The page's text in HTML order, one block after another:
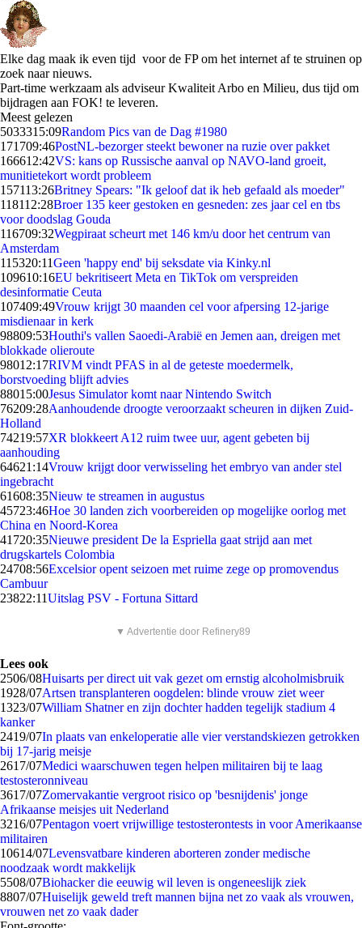
Elke dag maak ik even tijd voor de FP om het internet af te struinen op
zoek naar nieuws.
Part-time werkzaam als adviseur Kwaliteit Arbo en Milieu, dus tijd om
bijdragen aan FOK! te leveren.
Meest gelezen
5033315:09Random Pics van de Dag #1980
171709:46PostNL-bezorger steekt bewoner na ruzie over pakket
166612:42VS: kans op Russische aanval op NAVO-land groeit,
munitietekort wordt probleem
157113:26Britney Spears: "Ik geloof dat ik heb gefaald als moeder"
118112:28Broer 135 keer gestoken en gesneden: zes jaar cel en tbs
voor doodslag Gouda
116709:32Wegpiraat scheurt met 146 km/u door het centrum van
Amsterdam
115320:11Geen 'happy end' bij seksdate via Kinky.nl
109610:16EU bekritiseert Meta en TikTok om verspreiden
desinformatie Ceuta
107409:49Vrouw krijgt 30 maanden cel voor afpersing 12-jarige
misdienaar in kerk
98809:53Houthi's vallen Saoedi-Arabië en Jemen aan, dreigen met
blokkade olieroute
98012:17RIVM vindt PFAS in al de geteste moedermelk,
borstvoeding blijft advies
88015:00Jesus Simulator komt naar Nintendo Switch
76209:28Aanhoudende droogte veroorzaakt scheuren in dijken Zuid-
Holland
74219:57XR blokkeert A12 ruim twee uur, agent gebeten bij
aanhouding
64621:14Vrouw krijgt door verwisseling het embryo van ander stel
ingebracht
61608:35Nieuw te streamen in augustus
45723:46Hoe 30 landen zich voorbereiden op mogelijke oorlog met
China en Noord-Korea
41720:35Nieuwe president De la Espriella gaat strijd aan met
drugskartels Colombia
24708:56Excelsior opent seizoen met ruime zege op promovendus
Cambuur
23822:11Uitslag PSV - Fortuna Sittard
▼ Advertentie door Refinery89
Lees ook
2506/08Huisarts per direct uit vak gezet om ernstig alcoholmisbruik
1928/07Artsen transplanteren oogdelen: blinde vrouw ziet weer
1323/07William Shatner en zijn dochter hadden tegelijk stadium 4
kanker
2419/07In plaats van enkeloperatie alle vier verstandskiezen getrokken
bij 17-jarig meisje
2617/07Medici waarschuwen tegen helpen militairen bij te laag
testosteronniveau
3617/07Zomervakantie vergroot risico op 'besnijdenis' jonge
Afrikaanse meisjes uit Nederland
3216/07Pentagon voert vrijwillige testosterontests in voor Amerikaanse
militairen
10614/07Levensvatbare kinderen aborteren zonder medische
noodzaak wordt makkelijk
5508/07Biohacker die eeuwig wil leven is ongeneeslijk ziek
8807/07Huiselijk geweld treft mannen bijna net zo vaak als vrouwen,
vrouwen net zo vaak dader